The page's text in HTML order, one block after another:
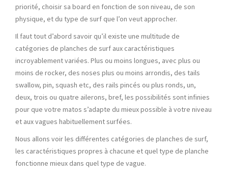
priorité, choisir sa board en fonction de son niveau, de son
physique, et du type de surf que l’on veut approcher.
Il faut tout d’abord savoir qu’il existe une multitude de
catégories de planches de surf aux caractéristiques
incroyablement variées. Plus ou moins longues, avec plus ou
moins de rocker, des noses plus ou moins arrondis, des tails
swallow, pin, squash etc, des rails pincés ou plus ronds, un,
deux, trois ou quatre ailerons, bref, les possibilités sont infinies
pour que votre matos s’adapte du mieux possible à votre niveau
et aux vagues habituellement surfées.
Nous allons voir les différentes catégories de planches de surf,
les caractéristiques propres à chacune et quel type de planche
fonctionne mieux dans quel type de vague.